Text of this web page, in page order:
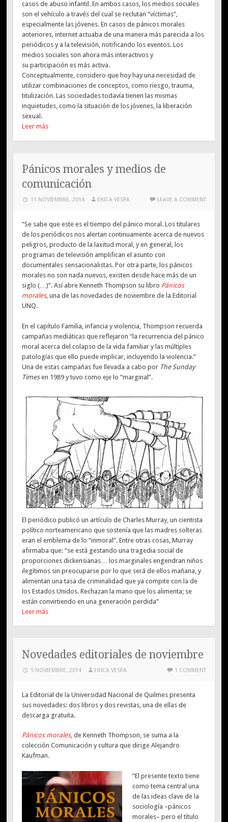
casos de abuso infantil. En ambos casos, los medios sociales
son el vehículo a través del cual se reclutan “víctimas”,
especialmente las jóvenes. En casos de pánicos morales
anteriores, internet actuaba de una manera más parecida a los
periódicos y a la televisión, notificando los eventos. Los
medios sociales son ahora más interactivos y
su participación es más activa.
Conceptualmente, considero que hoy hay una necesidad de
utilizar combinaciones de conceptos, como riesgo, trauma,
titulización. Las sociedades todavía tienen las mismas
inquietudes, como la situación de los jóvenes, la liberación
sexual.
Leer más
Pánicos morales y medios de
comunicación
11 NOVIEMBRE, 2014 ERICA VESPA LEAVE A COMMENT
“Se sabe que este es el tiempo del pánico moral. Los titulares
de los periódicos nos alertan continuamente acerca de nuevos
peligros, producto de la laxitud moral, y en general, los
programas de televisión amplifican el asunto con
documentales sensacionalistas. Por otra parte, los pánicos
morales no son nada nuevos, existen desde hace más de un
siglo (…)”. Así abre Kenneth Thompson su libro Pánicos
morales, una de las novedades de noviembre de la Editorial
UNQ.
En el capítulo Familia, infancia y violencia, Thompson recuerda
campañas mediáticas que reflejaron “la recurrencia del pánico
moral acerca del colapso de la vida familiar y las múltiples
patologías que ello puede implicar, incluyendo la violencia.”
Una de estas campañas fue llevada a cabo por The Sunday
Timesen 1989 y tuvo como eje lo “marginal”.
El periódico publicó un artículo de Charles Murray, un cientista
político norteamericano que sostenía que las madres solteras
eran el emblema de lo “inmoral”. Entre otras cosas, Murray
afirmaba que: “se está gestando una tragedia social de
proporciones dickensianas… los marginales engendran niños
ilegítimos sin preocuparse por lo que será de ellos mañana, y
alimentan una tasa de criminalidad que ya compite con la de
los Estados Unidos. Rechazan la mano que los alimenta; se
están convirtiendo en una generación perdida”
Leer más
Novedades editoriales de noviembre
5 NOVIEMBRE, 2014 ERICA VESPA 1 COMMENT
La Editorial de la Universidad Nacional de Quilmes presenta
sus novedades: dos libros y dos revistas, una de ellas de
descarga gratuita.
Pánicos morales, de Kenneth Thompson, se suma a la
colección Comunicación y cultura que dirige Alejandro
Kaufman.
“El presente texto tiene
como tema central una
de las ideas clave de la
sociología –pánicos
morales– pero el título